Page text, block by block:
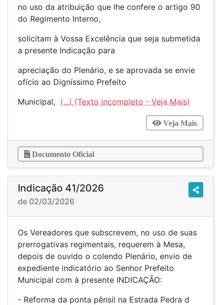
no uso da atribuição que lhe confere o artigo 90
do Regimento Interno,
solicitam à Vossa Excelência que seja submetida
a presente Indicação para
apreciação do Plenário, e se aprovada se envie
ofício ao Digníssimo Prefeito
Municipal, (...)
Veja Mais
Documento Oficial
Indicação 41/2026
de 02/03/2026
Os Vereadores que subscrevem, no uso de suas
prerrogativas regimentais, requerem à Mesa,
depois de ouvido o colendo Plenário, envio de
expediente indicatório ao Senhor Prefeito
Municipal com à presente INDICAÇÃO:
- Reforma da ponta pênsil na Estrada Pedra d